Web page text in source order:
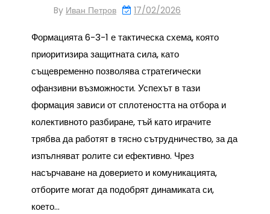
By Иван Петров 17/02/2026
Формацията 6-3-1 е тактическа схема, която
приоритизира защитната сила, като
същевременно позволява стратегически
офанзивни възможности. Успехът в тази
формация зависи от сплотеността на отбора и
колективното разбиране, тъй като играчите
трябва да работят в тясно сътрудничество, за да
изпълняват ролите си ефективно. Чрез
насърчаване на доверието и комуникацията,
отборите могат да подобрят динамиката си,
което…